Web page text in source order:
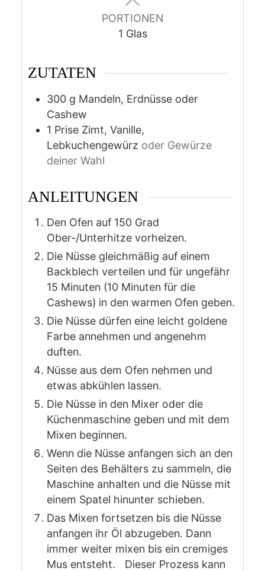
PORTIONEN
1 Glas
ZUTATEN
300 g Mandeln, Erdnüsse oder
Cashew
1 Prise Zimt, Vanille,
Lebkuchengewürz oder Gewürze
deiner Wahl
ANLEITUNGEN
Den Ofen auf 150 Grad
Ober-/Unterhitze vorheizen.
Die Nüsse gleichmäßig auf einem
Backblech verteilen und für ungefähr
15 Minuten (10 Minuten für die
Cashews) in den warmen Ofen geben.
Die Nüsse dürfen eine leicht goldene
Farbe annehmen und angenehm
duften.
Nüsse aus dem Ofen nehmen und
etwas abkühlen lassen.
Die Nüsse in den Mixer oder die
Küchenmaschine geben und mit dem
Mixen beginnen.
Wenn die Nüsse anfangen sich an den
Seiten des Behälters zu sammeln, die
Maschine anhalten und die Nüsse mit
einem Spatel hinunter schieben.
Das Mixen fortsetzen bis die Nüsse
anfangen ihr Öl abzugeben. Dann
immer weiter mixen bis ein cremiges
Mus entsteht. Dieser Prozess kann